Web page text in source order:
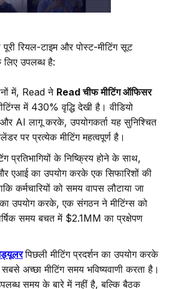
रियल-टाइम और पोस्ट-मीटिंग सूट
उपलब्ध है:
में, Read ने Read चीफ मीटिंग ऑफिसर
मीटिंग्स में 430% वृद्धि देखी है। वीडियो
AI लागू करके, उपयोगकर्ता यह सुनिश्चित
पर प्रत्येक मीटिंग महत्वपूर्ण है।
प्रतिभागियों के निष्क्रिय होने के साथ,
एआई का उपयोग करके एक सिफारिशों की
कर्मचारियों को समय वापस लौटाया जा
उपयोग करके, एक संगठन ने मीटिंग्स को
समय बचत में $2.1MM का प्रक्षेपण
पिछली मीटिंग प्रदर्शन का उपयोग करके
अच्छा मीटिंग समय भविष्यवाणी करता है।
समय के बारे में नहीं है, बल्कि बैठक